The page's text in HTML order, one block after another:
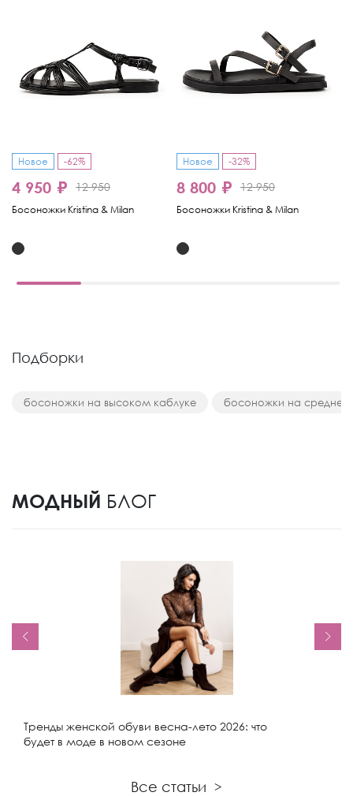
Новое -62%
4 950 ₽ 12 950
Босоножки Kristina & Milan
Новое -32%
8 800 ₽ 12 950
Босоножки Kristina & Milan
Подборки
босоножки на высоком каблуке босоножки на среднем
МОДНЫЙ БЛОГ
Тренды женской обуви весна-лето 2026: что
будет в моде в новом сезоне
Все статьи >